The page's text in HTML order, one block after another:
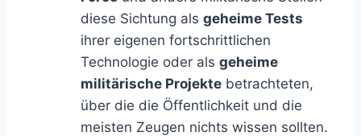
diese Sichtung als geheime Tests
ihrer eigenen fortschrittlichen
Technologie oder als geheime
militärische Projekte betrachteten,
über die die Öffentlichkeit und die
meisten Zeugen nichts wissen sollten.